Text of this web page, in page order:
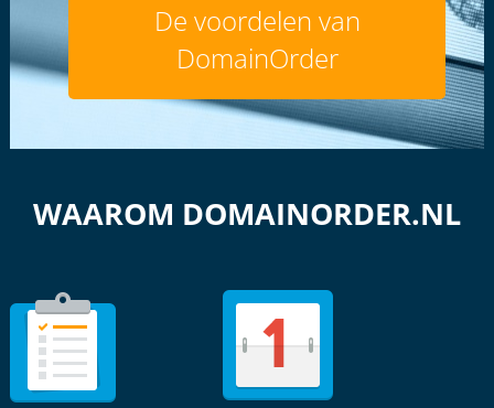
De voordelen van
DomainOrder
WAAROM DOMAINORDER.NL